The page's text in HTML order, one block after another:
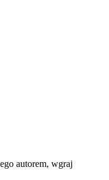
autorem, wgraj